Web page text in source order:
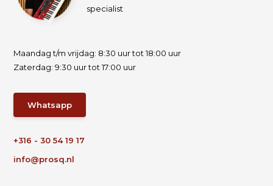
specialist
Maandag t/m vrijdag: 8:30 uur tot 18:00 uur
Zaterdag: 9:30 uur tot 17:00 uur
Whatsapp
+316 - 30 54 19 17
info@prosq.nl